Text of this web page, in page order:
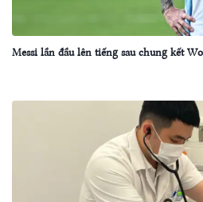
Messi lần đầu lên tiếng sau chung kết